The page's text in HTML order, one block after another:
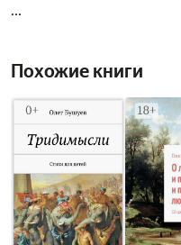
...
Похожие книги